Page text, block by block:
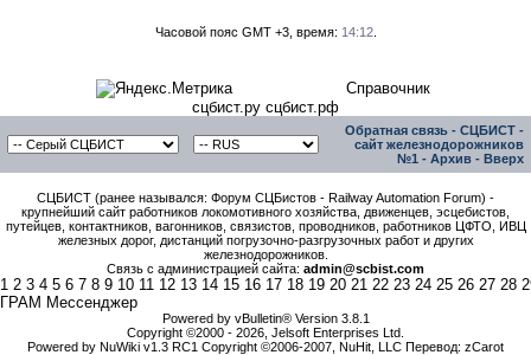
Часовой пояс GMT +3, время: 14:12.
Справочник
сцбист.ру сцбист.рф
Обратная связь - СЦБИСТ -
сайт железнодорожников
№1 - Архив - Вверх
СЦБИСТ (ранее назывался: Форум СЦБистов - Railway Automation Forum) -
крупнейший сайт работников локомотивного хозяйства, движенцев, эсцебистов,
путейцев, контактников, вагонников, связистов, проводников, работников ЦФТО, ИВЦ
железных дорог, дистанций погрузочно-разгрузочных работ и других
железнодорожников.
Связь с администрацией сайта: admin@scbist.com
1 2 3 4 5 6 7 8 9 10 11 12 13 14 15 16 17 18 19 20 21 22 23 24 25 26 27 28
ГРАМ Мессенджер
Powered by vBulletin® Version 3.8.1
Copyright ©2000 - 2026, Jelsoft Enterprises Ltd.
Powered by NuWiki v1.3 RC1 Copyright ©2006-2007, NuHit, LLC Перевод: zCarot